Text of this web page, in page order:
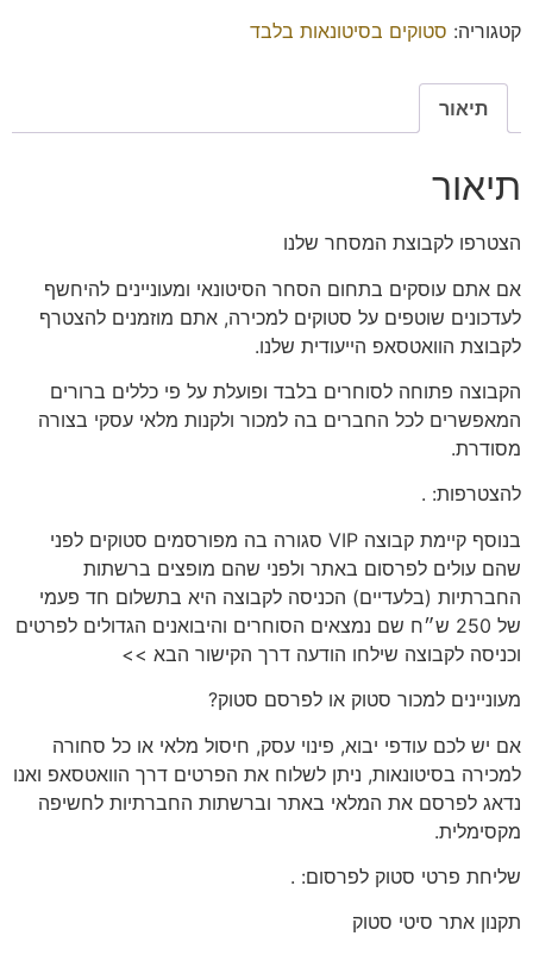
קטגוריה: סטוקים בסיטונאות בלבד
תיאור
תיאור
הצטרפו לקבוצת המסחר שלנו
אם אתם עוסקים בתחום הסחר הסיטונאי ומעוניינים להיחשף
לעדכונים שוטפים על סטוקים למכירה, אתם מוזמנים להצטרף
לקבוצת הוואטסאפ הייעודית שלנו.
הקבוצה פתוחה לסוחרים בלבד ופועלת על פי כללים ברורים
המאפשרים לכל החברים בה למכור ולקנות מלאי עסקי בצורה
מסודרת.
להצטרפות: .
בנוסף קיימת קבוצה VIP סגורה בה מפורסמים סטוקים לפני
שהם עולים לפרסום באתר ולפני שהם מופצים ברשתות
החברתיות (בלעדיים) הכניסה לקבוצה היא בתשלום חד פעמי
של 250 ש״ח שם נמצאים הסוחרים והיבואנים הגדולים לפרטים
וכניסה לקבוצה שילחו הודעה דרך הקישור הבא >>
מעוניינים למכור סטוק או לפרסם סטוק?
אם יש לכם עודפי יבוא, פינוי עסק, חיסול מלאי או כל סחורה
למכירה בסיטונאות, ניתן לשלוח את הפרטים דרך הוואטסאפ ואנו
נדאג לפרסם את המלאי באתר וברשתות החברתיות לחשיפה
מקסימלית.
שליחת פרטי סטוק לפרסום: .
תקנון אתר סיטי סטוק